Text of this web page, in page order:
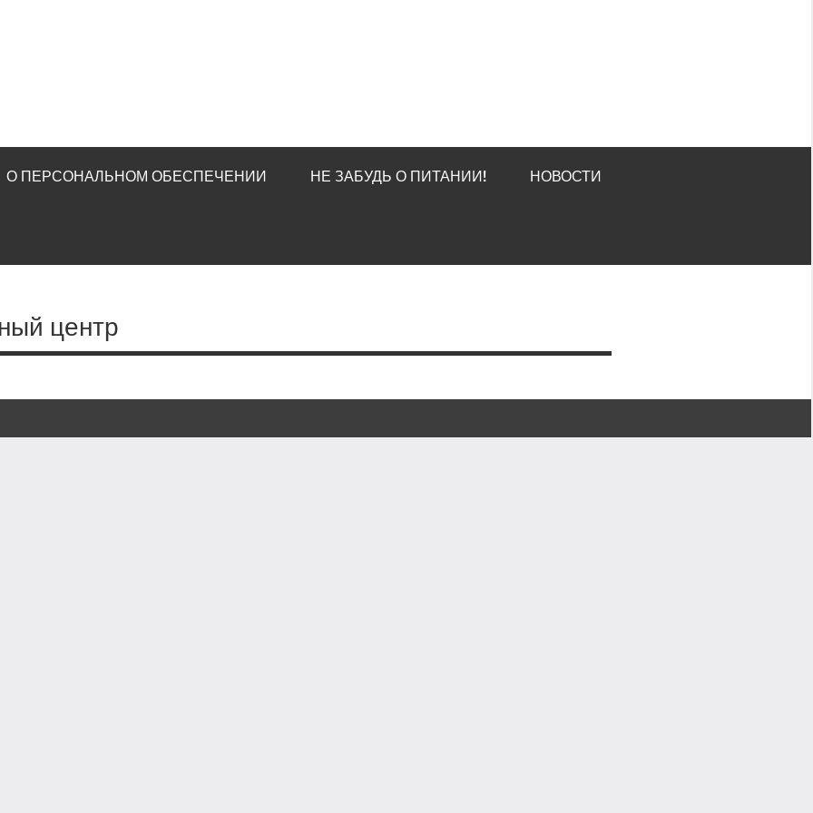
О ПЕРСОНАЛЬНОМ ОБЕСПЕЧЕНИИ НЕ ЗАБУДЬ О ПИТАНИИ! НОВОСТИ
центр